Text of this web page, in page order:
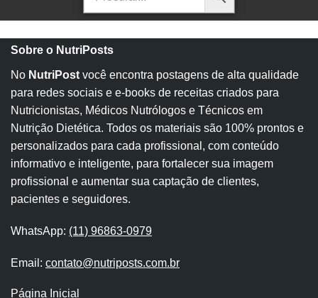
Sobre o NutriPosts
No NutriPost você encontra postagens de alta qualidade
para redes sociais e e-books de receitas criados para
Nutricionistas, Médicos Nutrólogos e Técnicos em
Nutrição Dietética. Todos os materiais são 100% prontos e
personalizados para cada profissional, com conteúdo
informativo e inteligente, para fortalecer sua imagem
profissional e aumentar sua captação de clientes,
pacientes e seguidores.
WhatsApp: (11) 96863-0979
Email: contato@nutriposts.com.br
Página Inicial